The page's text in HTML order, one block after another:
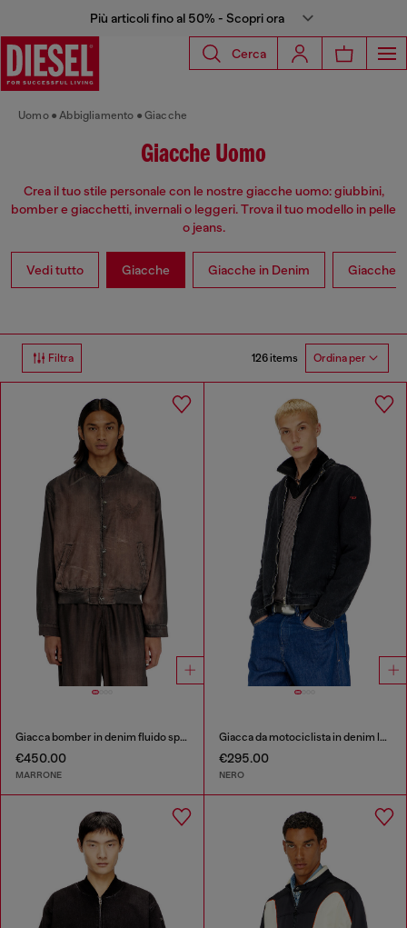
Più articoli fino al 50% - Scopri ora
Cerca
Uomo Abbigliamento Giacche
Giacche Uomo
Crea il tuo stile personale con le nostre giacche uomo: giubbini,
bomber e giacchetti, invernali o leggeri. Trova il tuo modello in pelle
o jeans.
Vedi tutto Giacche Giacche in Denim Giacche
Filtra 126 items Ordina per
Giacca bomber in denim fluido spalmato
€450.00
MARRONE
Giacca da motociclista in denim lavaggio clean
€295.00
NERO